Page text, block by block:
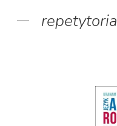
repetytoria